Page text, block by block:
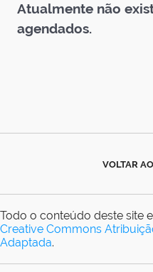
Atualmente não
agendados.
VOLTAR
Todo o conteúdo deste site
Creative Commons
Adaptada.